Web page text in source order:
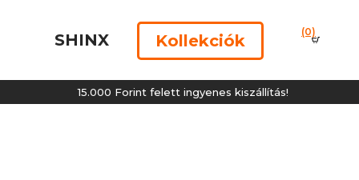
SHINX Kollekciók (0)
15.000 Forint felett ingyenes kiszállítás!